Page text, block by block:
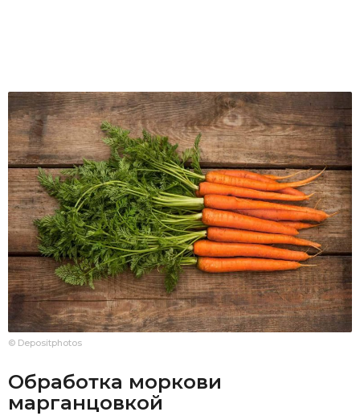
© Depositphotos
Обработка моркови
марганцовкой